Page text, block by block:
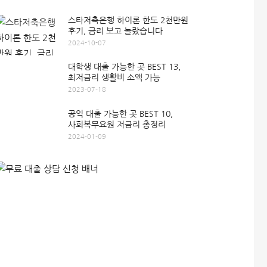
스타저축은행 하이론 한도 2천만원
후기, 금리 보고 놀랐습니다
2024-10-07
대학생 대출 가능한 곳 BEST 13,
최저금리 생활비 소액 가능
2023-07-18
공익 대출 가능한 곳 BEST 10,
사회복무요원 저금리 총정리
2024-01-09